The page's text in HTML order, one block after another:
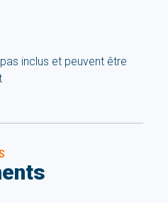
inclus et peuvent être